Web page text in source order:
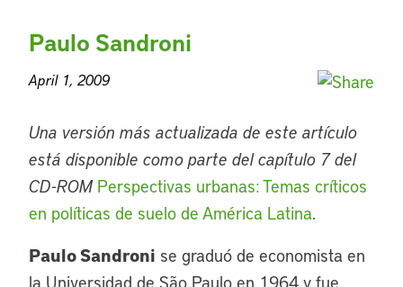
Paulo Sandroni
April 1, 2009
Una versión más actualizada de este artículo
está disponible como parte del capítulo 7 del
CD-ROM Perspectivas urbanas: Temas críticos
en políticas de suelo de América Latina.
Paulo Sandroni se graduó de economista en
la Universidad de São Paulo en 1964 y fue